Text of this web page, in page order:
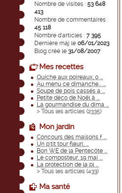
Nombre de visites : 53 648
413
Nombre de commentaires :
45 118
Nombre d'articles : 7 395
Dernière màj le 06/01/2023
Blog créé le 31/08/2007
Mes recettes
Quiche aux poireaux, o ...
Au menu ce dimanche... ...
Soupe de pois cassés a ...
Petite déco de Noël à ...
La gourmandise du dima ...
> Tous les articles (2335)
Mon jardin
Concours des maisons f ...
Un p'tit tour fleuri, ...
Bon WE de la Pentecôte ...
Le composteur, 19 mai ...
La protection de la pl ...
> Tous les articles (433)
Ma santé